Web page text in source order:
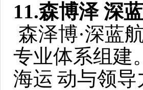
11.森博泽 深
森泽博·深蓝
专业体系组建
海运 动与领导